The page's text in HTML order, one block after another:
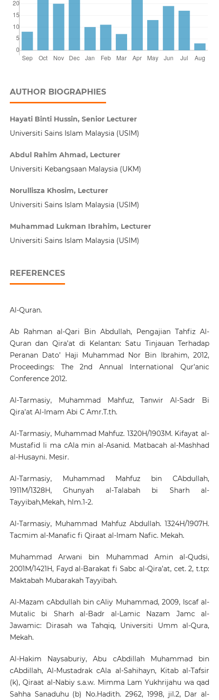
AUTHOR BIOGRAPHIES
Hayati Binti Hussin, Senior Lecturer
Universiti Sains Islam Malaysia (USIM)
Abdul Rahim Ahmad, Lecturer
Universiti Kebangsaan Malaysia (UKM)
Norullisza Khosim, Lecturer
Universiti Sains Islam Malaysia (USIM)
Muhammad Lukman Ibrahim, Lecturer
Universiti Sains Islam Malaysia (USIM)
REFERENCES
Al-Quran.
Ab Rahman al-Qari Bin Abdullah, Pengajian Tahfiz Al-
Quran dan Qira’at di Kelantan: Satu Tinjauan Terhadap
Peranan Dato’ Haji Muhammad Nor Bin Ibrahim, 2012,
Proceedings: The 2nd Annual International Qur’anic
Conference 2012.
Al-Tarmasiy, Muhammad Mahfuz, Tanwir Al-Sadr Bi
Qira’at Al-Imam Abi C Amr.T.th.
Al-Tarmasiy, Muhammad Mahfuz. 1320H/1903M. Kifayat al-
Mustafid li ma cAla min al-Asanid. Matbacah al-Mashhad
al-Husayni. Mesir.
Al-Tarmasiy, Muhammad Mahfuz bin CAbdullah,
1911M/1328H, Ghunyah al-Talabah bi Sharh al-
Tayyibah,Mekah, hlm.1-2.
Al-Tarmasiy, Muhammad Mahfuz Abdullah. 1324H/1907H.
Tacmim al-Manafic fi Qiraat al-Imam Nafic. Mekah.
Muhammad Arwani bin Muhammad Amin al-Qudsi,
2001M/1421H, Fayd al-Barakat fi Sabc al-Qira’at, cet. 2, t.tp:
Maktabah Mubarakah Tayyibah.
Al-Mazam cAbdullah bin cAliy Muhammad, 2009, Iscaf al-
Mutalic bi Sharh al-Badr al-Lamic Nazam Jamc al-
Jawamic: Dirasah wa Tahqiq, Universiti Umm al-Qura,
Mekah.
Al-Hakim Naysaburiy, Abu cAbdillah Muhammad bin
cAbdillah, Al-Mustadrak cAla al-Sahihayn, Kitab al-Tafsir
(k), Qiraat al-Nabiy s.a.w. Mimma Lam Yukhrijahu wa qad
Sahha Sanaduhu (b) No.Hadith. 2962, 1998, jil.2, Dar al-